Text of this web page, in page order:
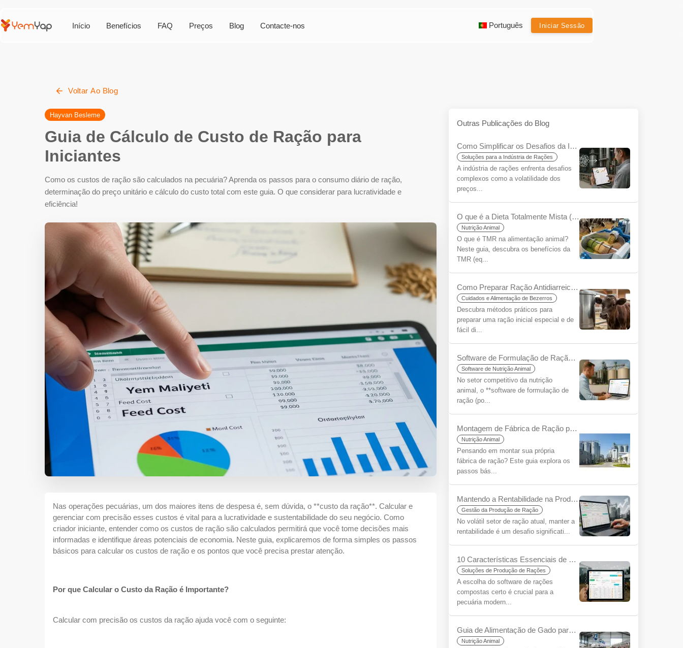
Início Benefícios FAQ Preços Blog Contacte-nos Português Iniciar Sessão
Voltar Ao Blog
Hayvan Besleme
Guia de Cálculo de Custo de Ração para
Iniciantes
Como os custos de ração são calculados na pecuária? Aprenda os passos para o consumo diário de ração,
determinação do preço unitário e cálculo do custo total com este guia. O que considerar para lucratividade e
eficiência!
Nas operações pecuárias, um dos maiores itens de despesa é, sem dúvida, o **custo da ração**. Calcular e
gerenciar com precisão esses custos é vital para a lucratividade e sustentabilidade do seu negócio. Como
criador iniciante, entender como os custos de ração são calculados permitirá que você tome decisões mais
informadas e identifique áreas potenciais de economia. Neste guia, explicaremos de forma simples os passos
básicos para calcular os custos de ração e os pontos que você precisa prestar atenção.
Por que Calcular o Custo da Ração é Importante?
Calcular com precisão os custos da ração ajuda você com o seguinte:
Outras Publicações do Blog
Como Simplificar os Desafios da Indústria de Rações Usando o YemYap?
Soluções para a Indústria de Rações
A indústria de rações enfrenta desafios
complexos como a volatilidade dos
preços...
O que é a Dieta Totalmente Mista (TMR) para Iniciantes?
Nutrição Animal
O que é TMR na alimentação animal?
Neste guia, descubra os benefícios da
TMR (eq...
Como Preparar Ração Antidiarreica para Bezerros? O Segredo para um Começo Saudável
Cuidados e Alimentação de Bezerros
Descubra métodos práticos para
preparar uma ração inicial especial e de
fácil di...
Software de Formulação de Ração: Chave para Eficiência e Rentabilidade
Software de Nutrição Animal
No setor competitivo da nutrição
animal, o **software de formulação de
ração (po...
Montagem de Fábrica de Ração para Iniciantes: Um Guia Passo a Passo
Nutrição Animal
Pensando em montar sua própria
fábrica de ração? Este guia explora os
passos bás...
Mantendo a Rentabilidade na Produção de Ração em uma Era de Incerteza: A Importância Estratégica do Software de Formulação de Rações
Gestão da Produção de Ração
No volátil setor de ração atual, manter a
rentabilidade é um desafio significati...
10 Características Essenciais de Software de Rações Compostas e a Diferença YemYap
Soluções de Produção de Rações
A escolha do software de rações
compostas certo é crucial para a
pecuária modern...
Guia de Alimentação de Gado para Iniciantes
Nutrição Animal